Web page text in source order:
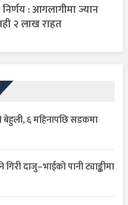
: आगलागीमा ज्यान
२ लाख राहत
६ महिनापछि सडकमा
दाजु–भाईको पानी ट्याङ्कीमा